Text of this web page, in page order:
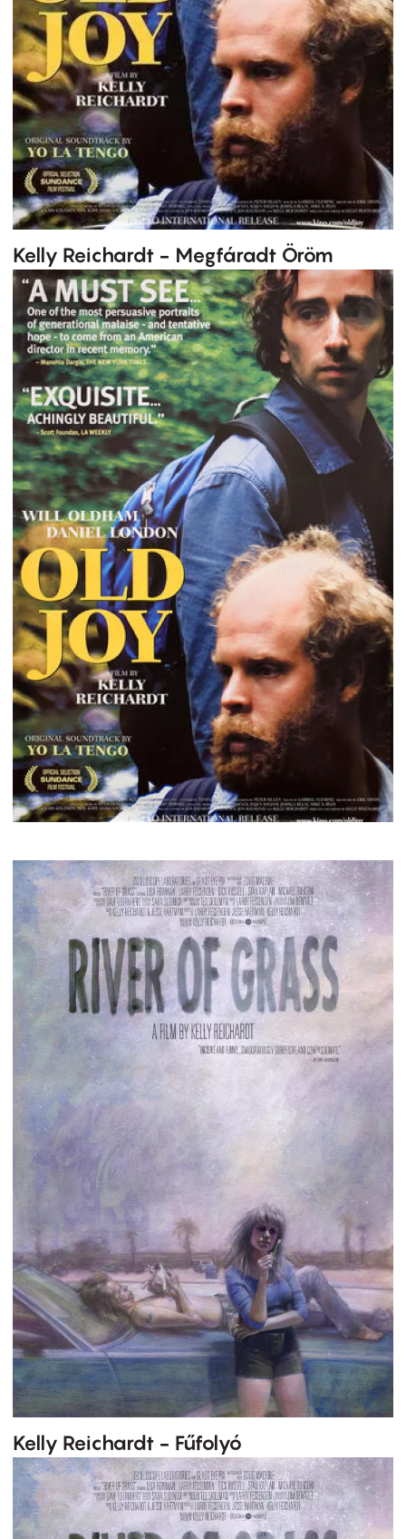
Kelly Reichardt - Megfáradt Öröm
Kelly Reichardt - Fűfolyó